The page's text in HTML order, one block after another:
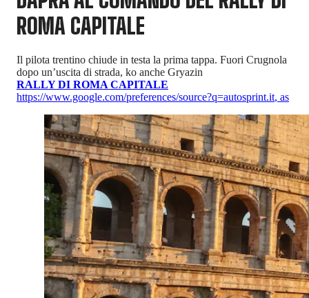
ROMA CAPITALE
Il pilota trentino chiude in testa la prima tappa. Fuori Crugnola
dopo un’uscita di strada, ko anche Gryazin
RALLY DI ROMA CAPITALE
https://www.google.com/preferences/source?q=autosprint.it, as